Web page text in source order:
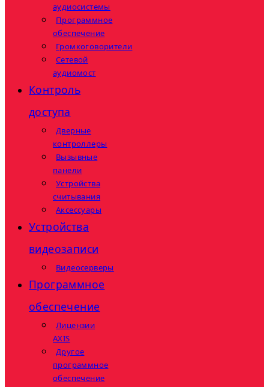
аудиосистемы
Программное
обеспечение
Громкоговорители
Сетевой
аудиомост
Контроль
доступа
Дверные
контроллеры
Вызывные
панели
Устройства
считывания
Аксессуары
Устройства
видеозаписи
Видеосерверы
Программное
обеспечение
Лицензии
AXIS
Другое
программное
обеспечение